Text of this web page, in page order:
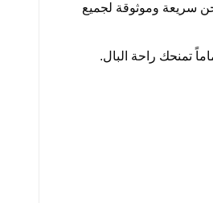
سريعة وموثوقة لجميع
تمنحك راحة البال.